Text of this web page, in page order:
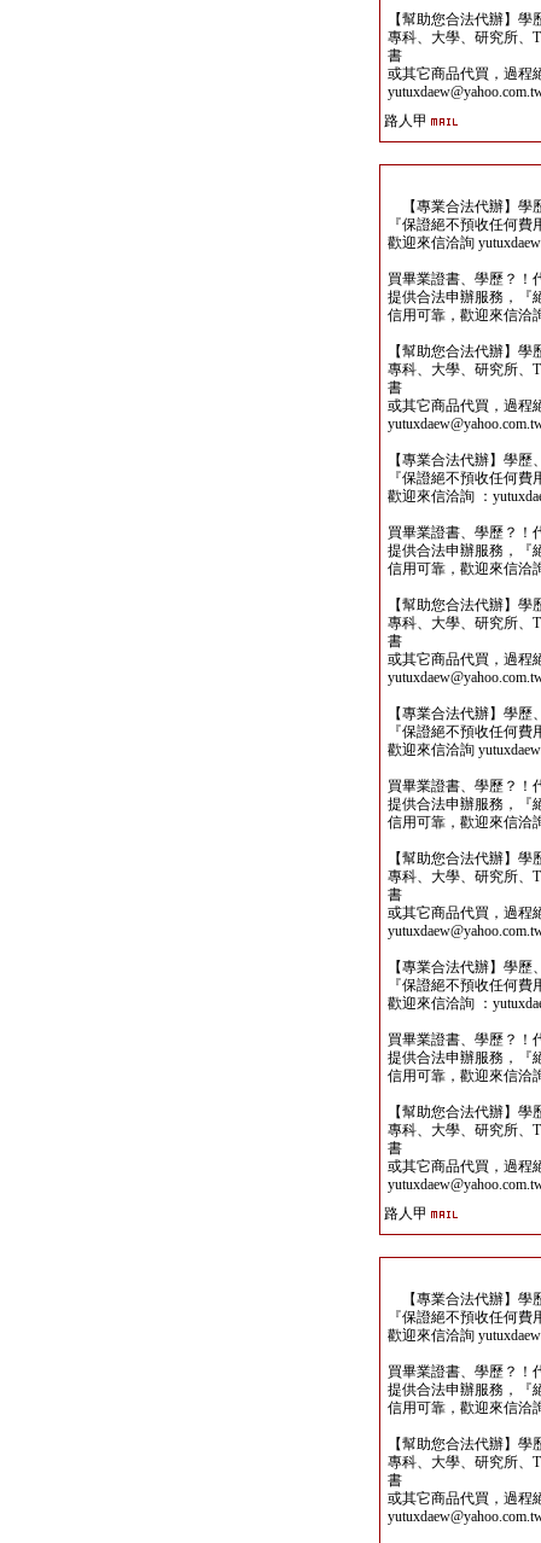
【幫助您合法代辦】
專科、大學、研究所、
書
或其它商品代買，過程
路人甲
【專業合法代辦】學
『保證絕不預收任何
歡迎來信洽詢
買畢業證書、學歷？！
提供合法申辦服務，『
信用可靠，歡迎來信洽
【幫助您合法代辦】
專科、大學、研究所、
書
或其它商品代買，過程
【專業合法代辦】學
『保證絕不預收任何
歡迎來信洽詢 ：
買畢業證書、學歷？！
提供合法申辦服務，『
信用可靠，歡迎來信洽
【幫助您合法代辦】
專科、大學、研究所、
書
或其它商品代買，過程
【專業合法代辦】學
『保證絕不預收任何
歡迎來信洽詢
買畢業證書、學歷？！
提供合法申辦服務，『
信用可靠，歡迎來信洽
【幫助您合法代辦】
專科、大學、研究所、
書
或其它商品代買，過程
【專業合法代辦】學
『保證絕不預收任何
歡迎來信洽詢 ：
買畢業證書、學歷？！
提供合法申辦服務，『
信用可靠，歡迎來信洽
【幫助您合法代辦】
專科、大學、研究所、
書
或其它商品代買，過程
路人甲
【專業合法代辦】學
『保證絕不預收任何
歡迎來信洽詢
買畢業證書、學歷？！
提供合法申辦服務，『
信用可靠，歡迎來信洽
【幫助您合法代辦】
專科、大學、研究所、
書
或其它商品代買，過程